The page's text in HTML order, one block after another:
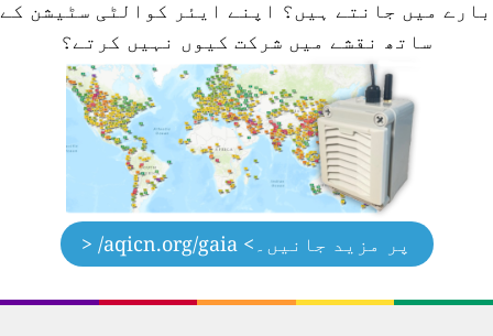
میں جانتے ہیں؟
اپنے ایئر کوالٹی سٹیشن کے
ساتھ نقشے میں شرکت کیوں نہیں کرتے؟
پر مزید جانیں۔ > aqicn.org/gaia/ <